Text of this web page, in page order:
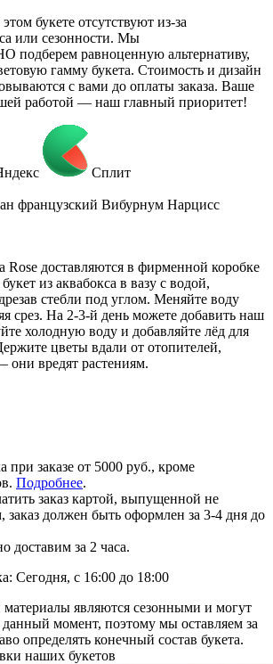
букете отсутствуют из-за
или сезонности. Мы
равноценную альтернативу,
гамму букета. Стоимость и дизайн
с вами до оплаты заказа. Ваше
работой — наш главный приоритет!
Сплит
французский Вибурнум Нарцисс
доставляются в фирменной коробке
из аквабокса в вазу с водой,
стебли под углом. Меняйте воду
срез. На 2-3-й день можете добавить наш
холодную воду и добавляйте лёд для
цветы вдали от отопителей,
они вредят растениям.
при заказе от 5000 руб., кроме
Подробнее.
заказ картой, выпущенной не
заказ должен быть оформлен за 3-4 дня до
доставим за 2 часа.
Сегодня, с 16:00 до 18:00
являются сезонными и могут
момент, поэтому мы оставляем за
определять конечный состав букета.
наших букетов